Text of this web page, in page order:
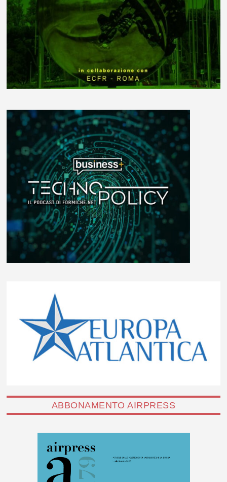
ABBONAMENTO AIRPRESS